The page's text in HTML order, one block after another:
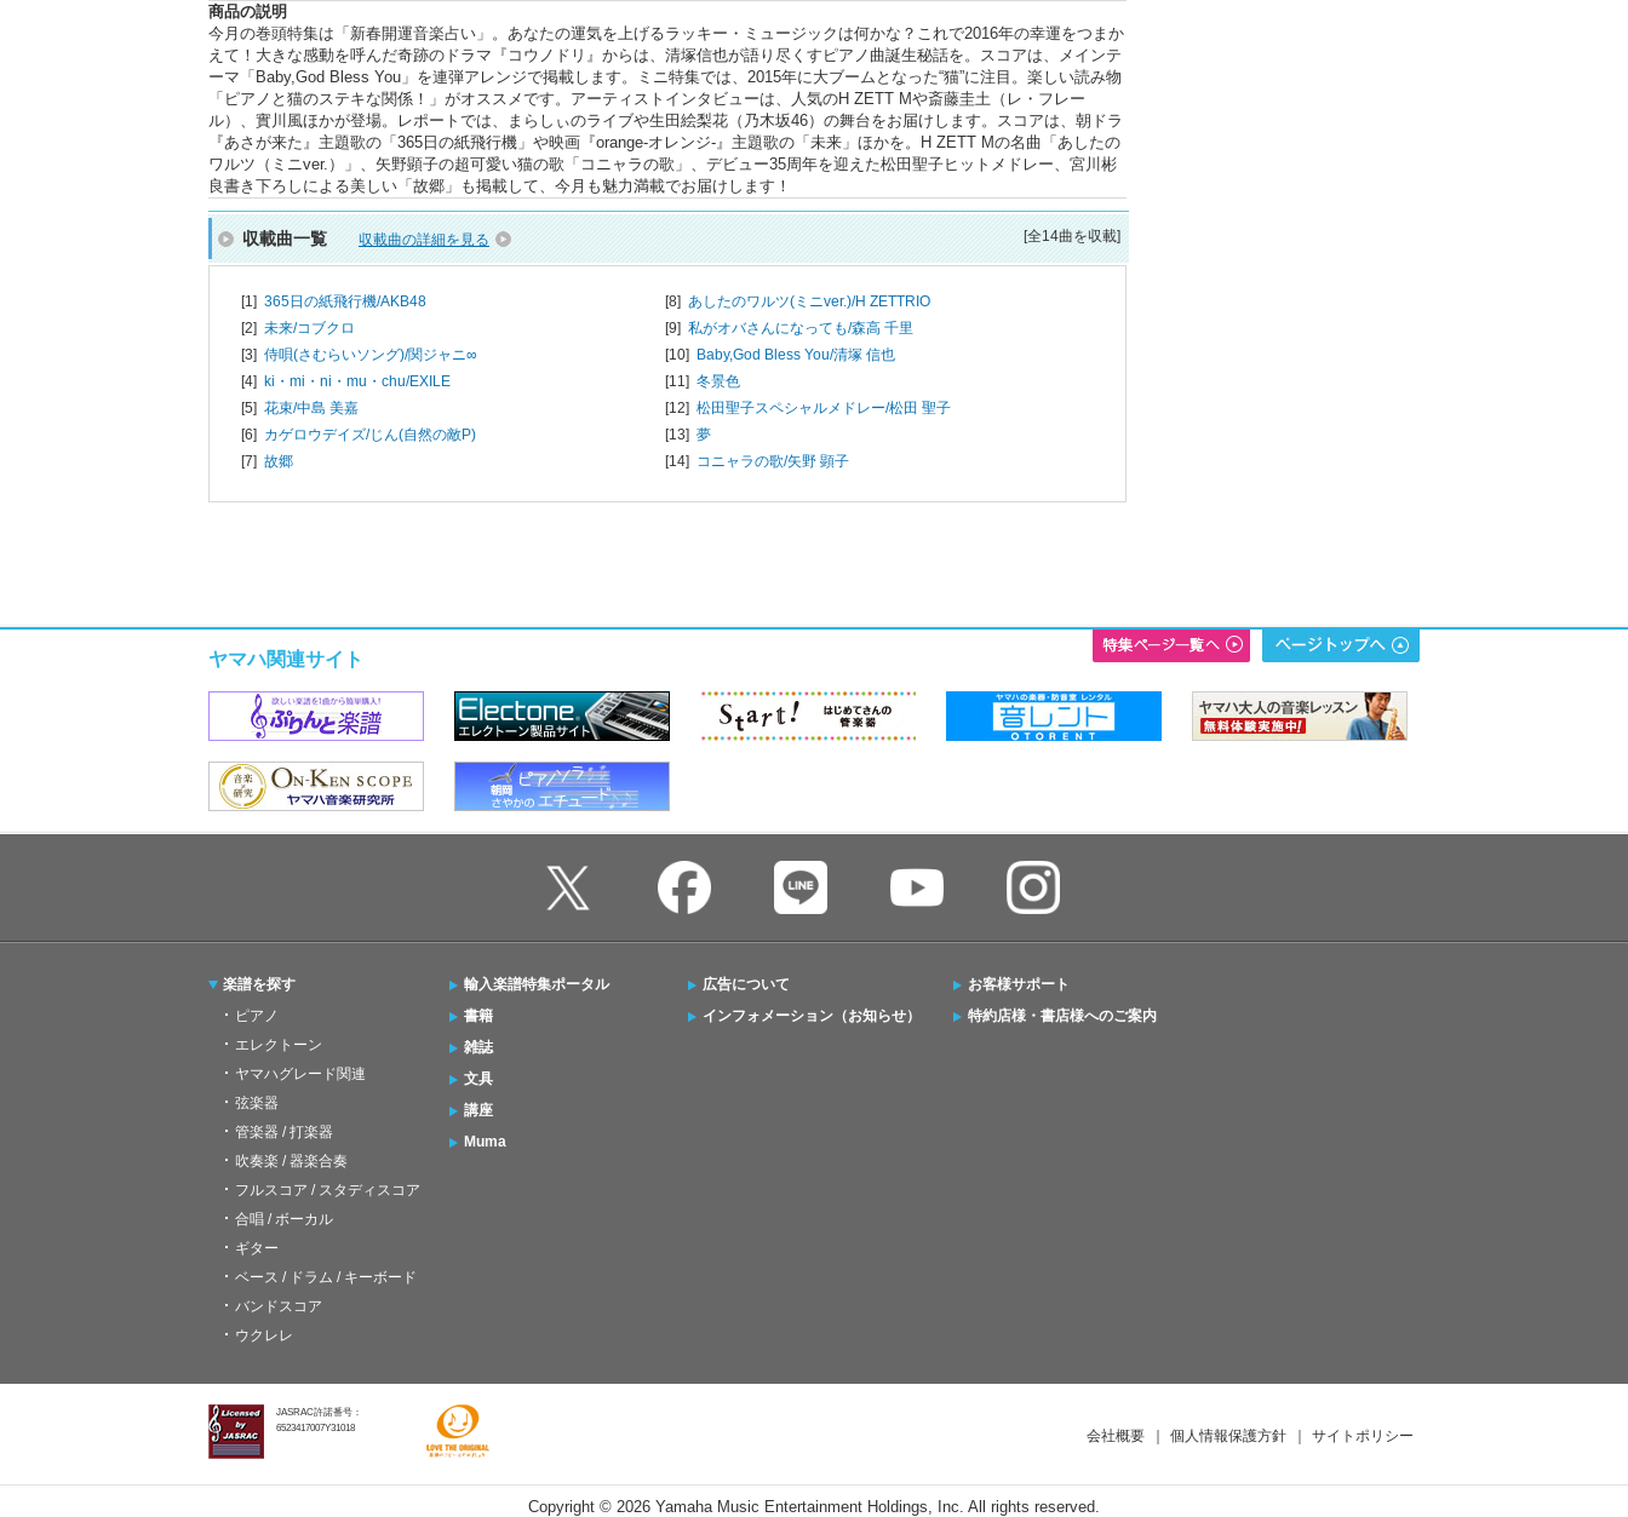
商品の説明
今月の巻頭特集は「新春開運音楽占い」。あなたの運気を上げるラッキー・ミュージックは何かな？これで2016年の幸運をつまか
えて！大きな感動を呼んだ奇跡のドラマ『コウノドリ』からは、清塚信也が語り尽くすピアノ曲誕生秘話を。スコアは、メインテ
ーマ「Baby,God Bless You」を連弾アレンジで掲載します。ミニ特集では、2015年に大ブームとなった“猫”に注目。楽しい読み物
「ピアノと猫のステキな関係！」がオススメです。アーティストインタビューは、人気のH ZETT Mや斎藤圭土（レ・フレー
ル）、實川風ほかが登場。レポートでは、まらしぃのライブや生田絵梨花（乃木坂46）の舞台をお届けします。スコアは、朝ドラ
『あさが来た』主題歌の「365日の紙飛行機」や映画『orange-オレンジ‐』主題歌の「未来」ほかを。H ZETT Mの名曲「あしたの
ワルツ（ミニver.）」、矢野顕子の超可愛い猫の歌「コニャラの歌」、デビュー35周年を迎えた松田聖子ヒットメドレー、宮川彬
良書き下ろしによる美しい「故郷」も掲載して、今月も魅力満載でお届けします！
収載曲一覧 収載曲の詳細を見る [全14曲を収載]
[1] 365日の紙飛行機/AKB48
[2] 未来/コブクロ
[3] 侍唄(さむらいソング)/関ジャニ∞
[4] ki・mi・ni・mu・chu/EXILE
[5] 花束/中島 美嘉
[6] カゲロウデイズ/じん(自然の敵P)
[7] 故郷
[8] あしたのワルツ(ミニver.)/H ZETTRIO
[9] 私がオバさんになっても/森高 千里
[10] Baby,God Bless You/清塚 信也
[11] 冬景色
[12] 松田聖子スペシャルメドレー/松田 聖子
[13] 夢
[14] コニャラの歌/矢野 顕子
ヤマハ関連サイト
楽譜を探す
ピアノ
エレクトーン
ヤマハグレード関連
弦楽器
管楽器 / 打楽器
吹奏楽 / 器楽合奏
フルスコア / スタディスコア
合唱 / ボーカル
ギター
ベース / ドラム / キーボード
バンドスコア
ウクレレ
輸入楽譜特集ポータル
書籍
雑誌
文具
講座
Muma
広告について
インフォメーション（お知らせ）
お客様サポート
特約店様・書店様へのご案内
JASRAC許諾番号：
6523417007Y31018
会社概要 ｜ 個人情報保護方針 ｜ サイトポリシー
Copyright © 2026 Yamaha Music Entertainment Holdings, Inc. All rights reserved.